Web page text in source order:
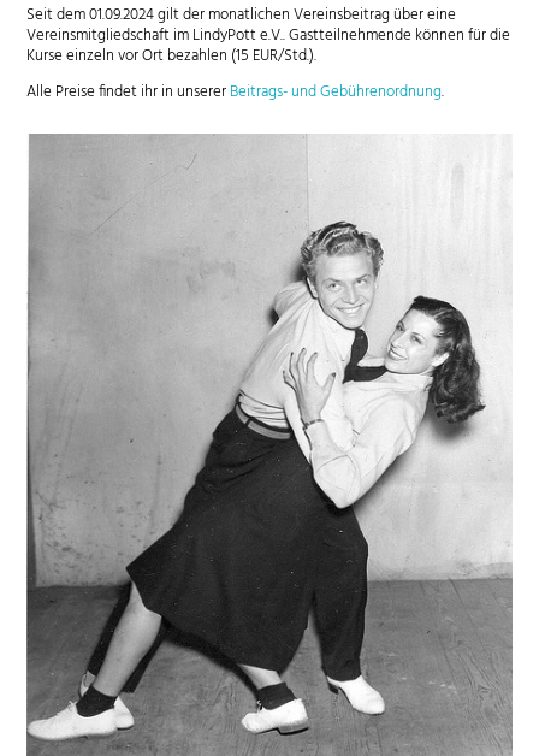
Seit dem 01.09.2024 gilt der monatlichen Vereinsbeitrag über eine
Vereinsmitgliedschaft im LindyPott e.V.. Gastteilnehmende können für die
Kurse einzeln vor Ort bezahlen (15 EUR/Std.).
Alle Preise findet ihr in unsererBeitrags- und Gebührenordnung.